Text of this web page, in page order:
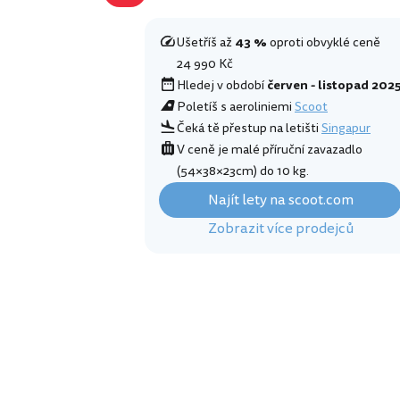
Ušetříš až43 %oproti obvyklé ceně
24 990 Kč
Hledej v obdobíčerven - listopad
Poletíš s aeroliniemiScoot
Čeká tě přestup na letištiSingapur
V ceně je malé příruční zavazadlo
(54×38×23cm) do 10 kg.
Najít lety na scoot.com
Zobrazit více prodejců